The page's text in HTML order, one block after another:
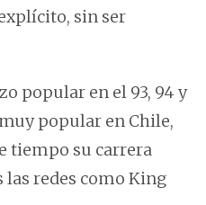
sin ser
popular en el 93, 94 y
popular en Chile,
tiempo su carrera
redes como King